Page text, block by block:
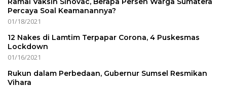
Percaya Soal Keamanannya?
01/18/2021
12 Nakes di Lamtim Terpapar Corona, 4 Puskesmas
Lockdown
01/16/2021
Rukun dalam Perbedaan, Gubernur Sumsel Resmikan
Vihara